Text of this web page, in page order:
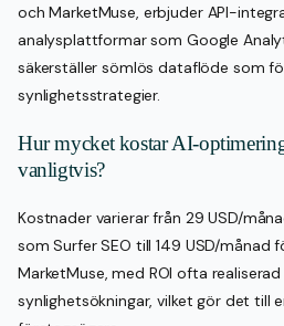
och MarketMuse, erbjuder API-
analysplattformar som Google
säkerställer sömlös dataflöde som
synlighetsstrategier.
Hur mycket kostar AI-
vanligtvis?
Kostnader varierar från 29 USD/
som Surfer SEO till 149 USD/månad
MarketMuse, med ROI ofta
synlighetsökningar, vilket gör det till